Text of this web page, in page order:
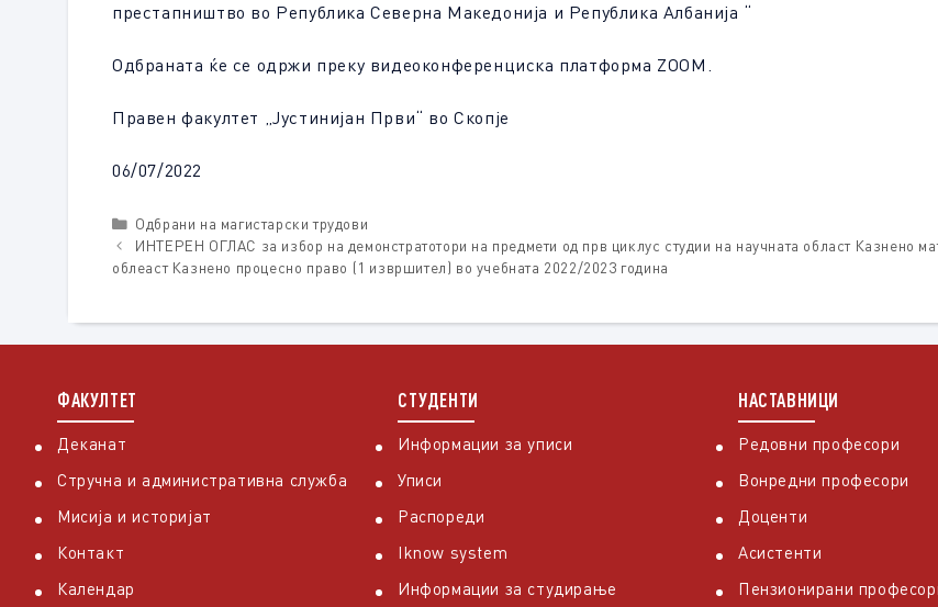
престапништво во Република Северна Македонија и Република Албанија “
Одбраната ќе се одржи преку видеоконференциска платформа ZOOM.
Правен факултет „Јустинијан Први“ во Скопје
06/07/2022
Categories
Одбрани на магистарски трудови
ИНТЕРЕН ОГЛАС за избор на демонстратотори на предмети од прв циклус студии на научната област Казнено
облеаст Казнено процесно право (1 извршител) во учебната 2022/2023 година
ФАКУЛТЕТ
Деканат
Стручна и административна служба
Мисија и историјат
Контакт
Календар
СТУДЕНТИ
Информации за уписи
Уписи
Распореди
Iknow system
Информации за студирање
НАСТАВНИЦИ
Редовни професори
Вонредни професори
Доценти
Асистенти
Пензионирани